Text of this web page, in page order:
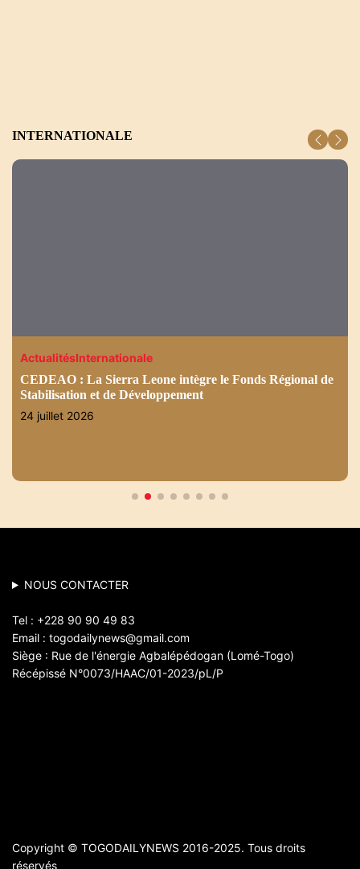
INTERNATIONALE
ActualitésInternationale
CEDEAO : La Sierra Leone intègre le Fonds Régional de
Stabilisation et de Développement
24 juillet 2026
NOUS CONTACTER
Tel : +228 90 90 49 83
Email : togodailynews@gmail.com
Siège : Rue de l'énergie Agbalépédogan (Lomé-Togo)
Récépissé N°0073/HAAC/01-2023/pL/P
Copyright © TOGODAILYNEWS 2016-2025. Tous droits
réservés